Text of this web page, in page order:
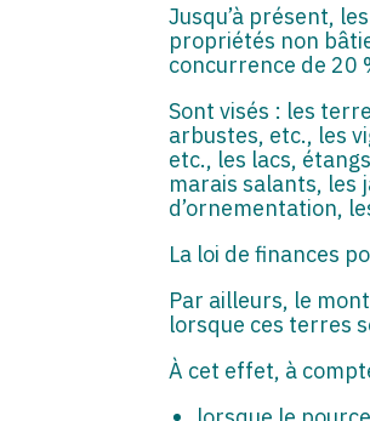
Jusqu’à présent,
propriétés non
concurrence de 20
Sont visés : les
arbustes, etc., les
etc., les lacs,
marais salants, les
d’ornementation,
La loi de finances
Par ailleurs, le
lorsque ces terres
À cet effet, à